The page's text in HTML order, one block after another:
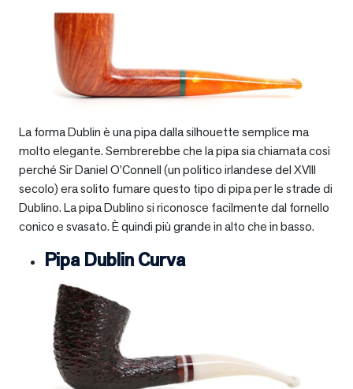
La forma Dublin è una pipa dalla silhouette semplice ma
molto elegante. Sembrerebbe che la pipa sia chiamata così
perché Sir Daniel O’Connell (un politico irlandese del XVIII
secolo) era solito fumare questo tipo di pipa per le strade di
Dublino. La pipa Dublino si riconosce facilmente dal fornello
conico e svasato. È quindi più grande in alto che in basso.
Pipa Dublin Curva